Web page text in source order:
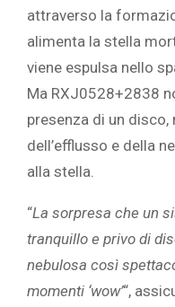
attraverso la
alimenta la stella
viene espulsa nello
Ma RXJ0528+2838
presenza di un disco,
dell’efflusso e della
alla stella.
“La sorpresa che un
tranquillo e privo di
nebulosa così
momenti ‘wow’“,